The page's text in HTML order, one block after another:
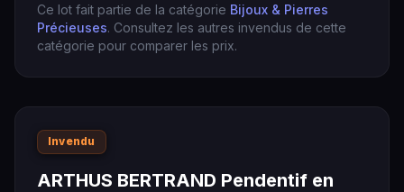
Ce lot fait partie de la catégorie Bijoux & Pierres
Précieuses. Consultez les autres invendus de cette
catégorie pour comparer les prix.
Invendu
ARTHUS BERTRAND Pendentif en